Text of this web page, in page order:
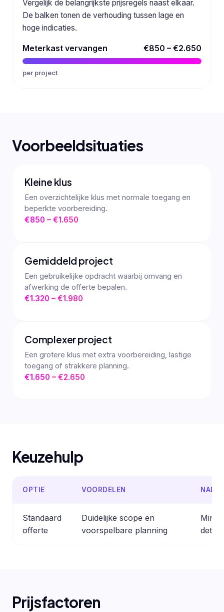
Vergelijk de belangrijkste prijsregels naast elkaar.
De balken tonen de verhouding tussen lage en
hoge indicaties.
Meterkast vervangen €850 – €2.650
per project
Voorbeeldsituaties
Kleine klus
Een overzichtelijke klus met normale toegang en
beperkte voorbereiding.
€850 – €1.650
Gemiddeld project
Een gebruikelijke opdracht waarbij omvang en
afwerking de offerte bepalen.
€1.320 – €1.980
Complexer project
Een grotere klus met extra voorbereiding, lastige
toegang of strakkere planning.
€1.650 – €2.650
Keuzehulp
OPTIE VOORDELEN
Standaard
offerte
Duidelijke scope en
voorspelbare planning
Prijsfactoren